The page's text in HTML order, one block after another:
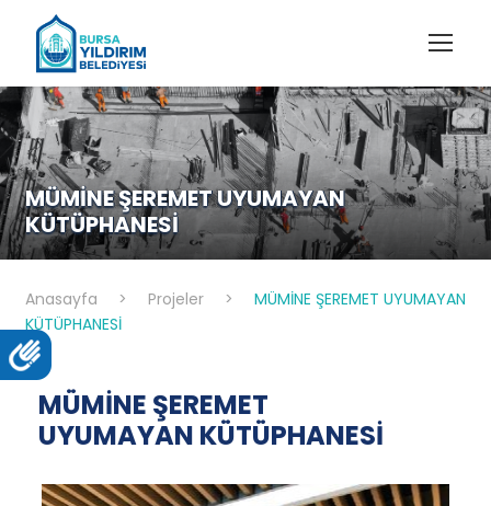
MÜMİNE ŞEREMET UYUMAYAN
KÜTÜPHANESİ
Anasayfa > Projeler >
MÜMİNE ŞEREMET UYUMAYAN
KÜTÜPHANESİ
MÜMİNE ŞEREMET
UYUMAYAN KÜTÜPHANESİ